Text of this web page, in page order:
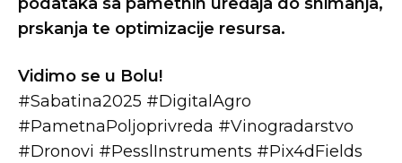
prskanja te optimizacije resursa.
Vidimo se u Bolu!
#Sabatina2025 #DigitalAgro
#PametnaPoljoprivreda #Vinogradarstvo
#Dronovi #PesslInstruments #Pix4dFields